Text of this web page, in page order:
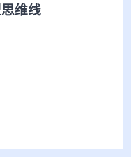
维线